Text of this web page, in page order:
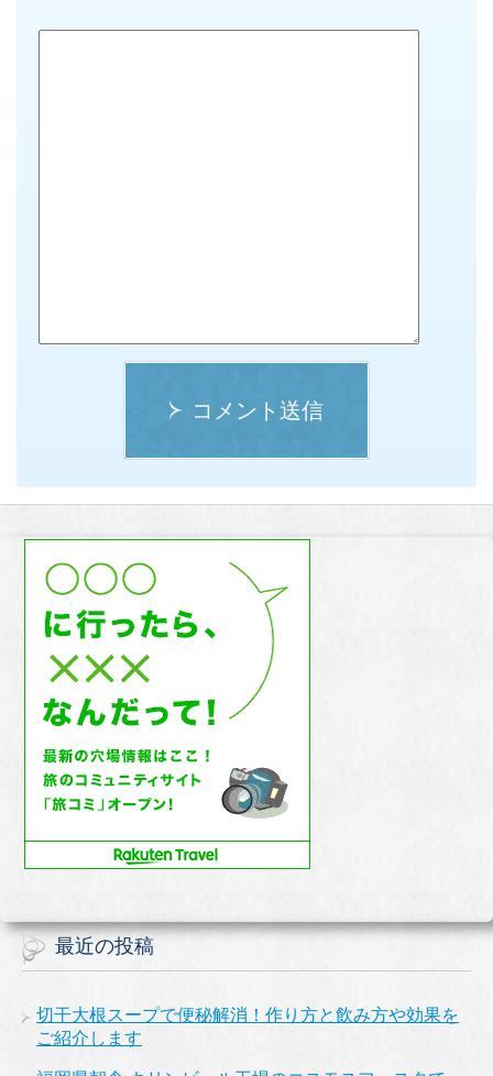
コメント送信
最近の投稿
切干大根スープで便秘解消！作り方と飲み方や効果を
ご紹介します